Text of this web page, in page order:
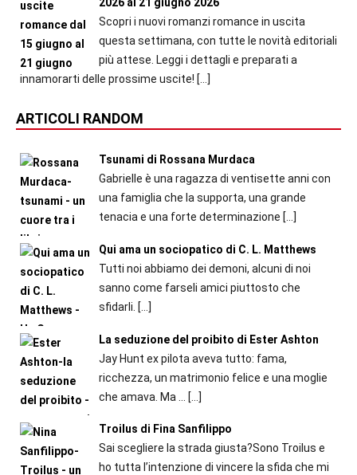
2026 al 21 giugno 2026
Scopri i nuovi romanzi romance in uscita
questa settimana, con tutte le novità editoriali
più attese. Leggi i dettagli e preparati a
innamorarti delle prossime uscite! […]
ARTICOLI RANDOM
Tsunami di Rossana Murdaca
Gabrielle è una ragazza di ventisette anni con
una famiglia che la supporta, una grande
tenacia e una forte determinazione […]
Qui ama un sociopatico di C. L. Matthews
Tutti noi abbiamo dei demoni, alcuni di noi
sanno come farseli amici piuttosto che
sfidarli. […]
La seduzione del proibito di Ester Ashton
Jay Hunt ex pilota aveva tutto: fama,
ricchezza, un matrimonio felice e una moglie
che amava. Ma ...
[…]
Troilus di Fina Sanfilippo
Sai scegliere la strada giusta?Sono Troilus e
ho tutta l’intenzione di vincere la sfida che mi